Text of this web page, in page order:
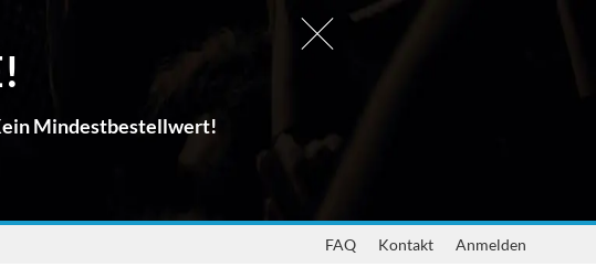
Mindestbestellwert!
FAQ Kontakt Anmelden